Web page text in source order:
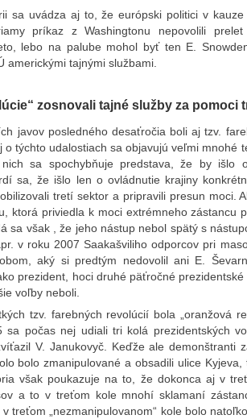
sa uvádza aj to, že európski politici v
príkaz z Washingtonu nepovolili prelet
lebo na palube mohol byť ten E.
americkými tajnými službami.
zosnovali tajné služby za pomoci
javov posledného desaťročia boli aj tzv.
o týchto udalostiach sa objavujú veľmi mnohé
sa spochybňuje predstava, že by išlo
sa, že išlo len o ovládnutie krajiny
tretí sektor a pripravili presun moci.
ktorá priviedla k moci extrémneho zástancu
sa však , že jeho nástup nebol spätý s
v roku 2007 Saakašviliho odporcov pri
aký si predtým nedovolil ani E.
prezident, hoci druhé päťročné
voľby neboli.
tzv. farebných revolúcií bola „oranžová
sa počas nej udiali tri kolá prezidentských
V. Janukovyč. Keďže ale demonštranti
bolo zmanipulované a obsadili ulice
však poukazuje na to, že dokonca aj v
a to v treťom kole mnohí sklamaní
treťom „nezmanipulovanom“ kole bolo